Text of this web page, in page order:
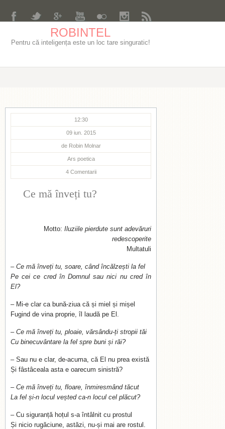
ROBINTEL
Pentru că inteligența este un loc tare singuratic!
12:30
09 iun. 2015
de Robin Molnar
Ars poetica
4 Comentarii
Ce mă înveți tu?
Motto: Iluziile pierdute sunt adevăruri
redescoperite
Multatuli
– Ce mă înveți tu, soare, când încălzești la fel
Pe cei ce cred în Domnul sau nici nu cred în
El?
– Mi-e clar ca bună-ziua că și miel și mișel
Fugind de vina proprie, îl laudă pe El.
– Ce mă înveți tu, ploaie, vărsându-ți stropii tăi
Cu binecuvântare la fel spre buni și răi?
– Sau nu e clar, de-acuma, că El nu prea există
Și fâstâceala asta e oarecum sinistră?
– Ce mă înveți tu, floare, înmiresmând tăcut
La fel și-n locul veșted ca-n locul cel plăcut?
– Cu siguranță hoțul s-a întâlnit cu prostul
Și nicio rugăciune, astăzi, nu-și mai are rostul.